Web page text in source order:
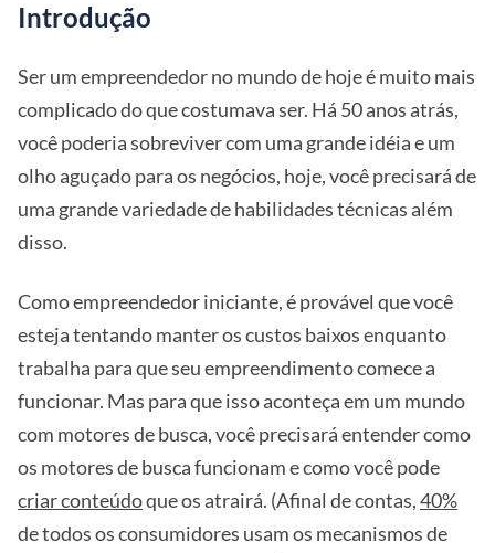
Introdução
Ser um empreendedor no mundo de hoje é muito mais
complicado do que costumava ser. Há 50 anos atrás,
você poderia sobreviver com uma grande idéia e um
olho aguçado para os negócios, hoje, você precisará de
uma grande variedade de habilidades técnicas além
disso.
Como empreendedor iniciante, é provável que você
esteja tentando manter os custos baixos enquanto
trabalha para que seu empreendimento comece a
funcionar. Mas para que isso aconteça em um mundo
com motores de busca, você precisará entender como
os motores de busca funcionam e como você pode
criar conteúdoque os atrairá. (Afinal de contas,40%
de todos os consumidores usam os mecanismos de